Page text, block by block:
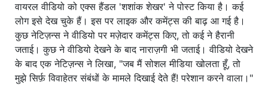
वायरल वीडियो को एक्स हैंडल 'शशांक शेखर' ने पोस्ट किया है। कई
लोग इसे देख चुके हैं। इस पर लाइक और कमेंट्स की बाढ़ आ गई है।
कुछ नेटिज़न्स ने वीडियो पर मज़ेदार कमेंट्स किए, तो कई ने हैरानी
जताई। कुछ ने वीडियो देखने के बाद नाराज़गी भी जताई। वीडियो देखने
के बाद एक नेटिज़न्स ने लिखा, "जब मैं सोशल मीडिया खोलता हूँ, तो
मुझे सिर्फ़ विवाहेतर संबंधों के मामले दिखाई देते हैं! परेशान करने वाला।"